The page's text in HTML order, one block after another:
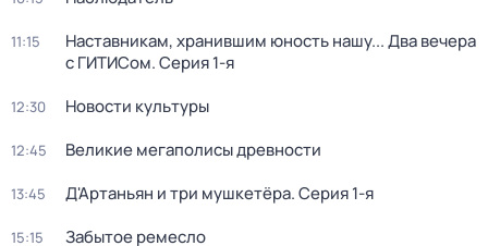
11:15
Наставникам, хранившим юность нашу... Два вечера
с ГИТИСом. Серия 1-я
12:30 Новости культуры
12:45 Великие мегаполисы древности
13:45 Д'Артаньян и три мушкетёра. Серия 1-я
15:15 Забытое ремесло